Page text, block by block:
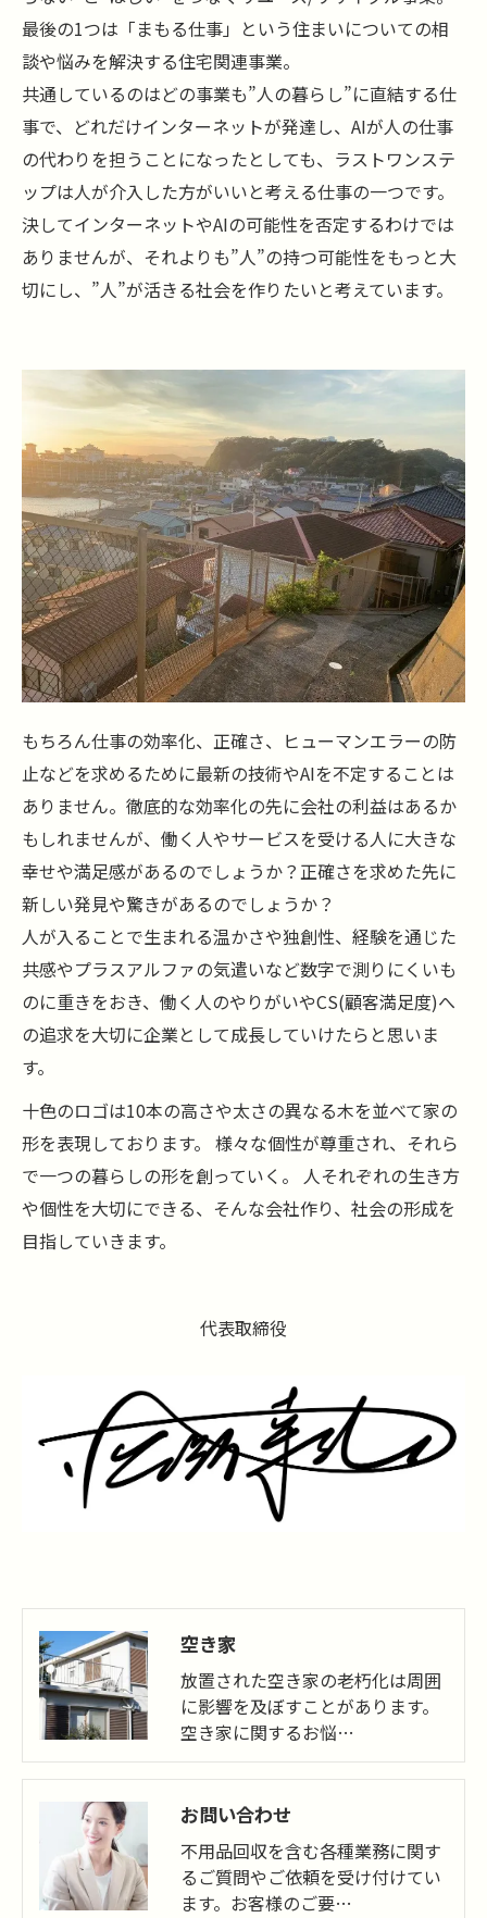
最後の1つは「まもる仕事」という住まいについての相
談や悩みを解決する住宅関連事業。
共通しているのはどの事業も”人の暮らし”に直結する仕
事で、どれだけインターネットが発達し、AIが人の仕事
の代わりを担うことになったとしても、ラストワンステ
ップは人が介入した方がいいと考える仕事の一つです。
決してインターネットやAIの可能性を否定するわけでは
ありませんが、それよりも”人”の持つ可能性をもっと大
切にし、”人”が活きる社会を作りたいと考えています。
もちろん仕事の効率化、正確さ、ヒューマンエラーの防
止などを求めるために最新の技術やAIを不定することは
ありません。徹底的な効率化の先に会社の利益はあるか
もしれませんが、働く人やサービスを受ける人に大きな
幸せや満足感があるのでしょうか？正確さを求めた先に
新しい発見や驚きがあるのでしょうか？
人が入ることで生まれる温かさや独創性、経験を通じた
共感やプラスアルファの気遣いなど数字で測りにくいも
のに重きをおき、働く人のやりがいやCS(顧客満足度)へ
の追求を大切に企業として成長していけたらと思いま
す。
十色のロゴは10本の高さや太さの異なる木を並べて家の
形を表現しております。 様々な個性が尊重され、それら
で一つの暮らしの形を創っていく。 人それぞれの生き方
や個性を大切にできる、そんな会社作り、社会の形成を
目指していきます。
代表取締役
空き家
放置された空き家の老朽化は周囲
に影響を及ぼすことがあります。
空き家に関するお悩…
お問い合わせ
不用品回収を含む各種業務に関す
るご質問やご依頼を受け付けてい
ます。お客様のご要…